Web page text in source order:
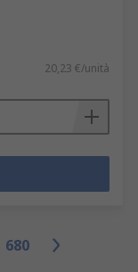
20,23 €/unità
680